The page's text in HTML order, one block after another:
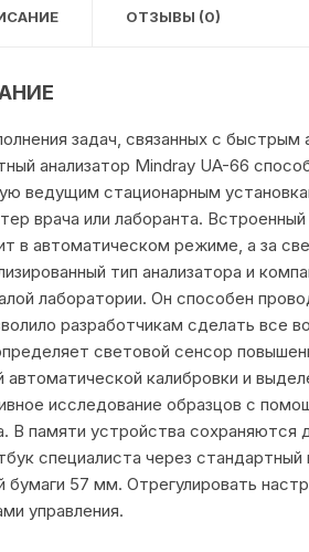
ОТЗЫВЫ (0)
задач, связанных с
анализатор Mindray UA-66
ведущим стационарным
врача или лаборанта.
в автоматическом режиме, а за
тип анализатора и
лаборатории. Он способен
разработчикам сделать все
световой сенсор
автоматической калибровки и
исследование образцов с
В памяти устройства сохраняются
специалиста через
бумаги 57 мм. Отрегулировать
управления.